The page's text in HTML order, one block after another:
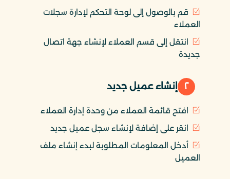
قم بالوصول إلى لوحة التحكم لإدارة سجلات
العملاء
انتقل إلى قسم العملاء لإنشاء جهة اتصال
جديدة
٢ إنشاء عميل جديد
افتح قائمة العملاء من وحدة إدارة العملاء
انقر على إضافة لإنشاء سجل عميل جديد
أدخل المعلومات المطلوبة لبدء إنشاء ملف
العميل